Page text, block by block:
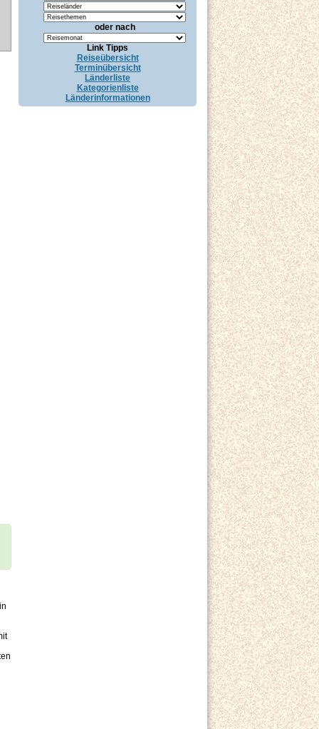
oder nach
Link Tipps
Reiseübersicht
Terminübersicht
Länderliste
Kategorienliste
Länderinformationen